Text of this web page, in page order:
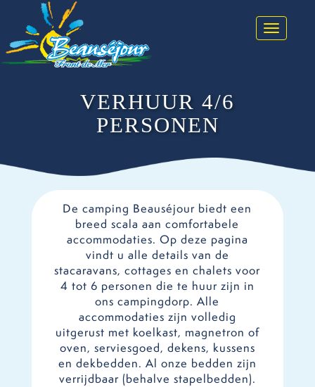
Toggle
VERHUUR 4/6
PERSONEN
De camping Beauséjour biedt een
breed scala aan comfortabele
accommodaties. Op deze pagina
vindt u alle details van de
stacaravans, cottages en chalets voor
4 tot 6 personen die te huur zijn in
ons campingdorp. Alle
accommodaties zijn volledig
uitgerust met koelkast, magnetron of
oven, serviesgoed, dekens, kussens
en dekbedden. Al onze bedden zijn
verrijdbaar (behalve stapelbedden).